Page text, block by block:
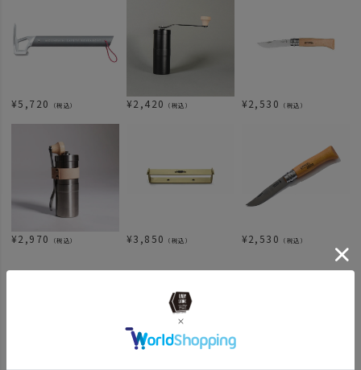
¥5,720 （税込） ¥2,420 （税込） ¥2,530 （税込）
¥2,970 （税込） ¥3,850 （税込） ¥2,530 （税込）
関連カテゴリ
アウトドア・キャンプ用品